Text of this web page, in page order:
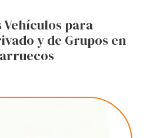
Vehículos para
y de Grupos en